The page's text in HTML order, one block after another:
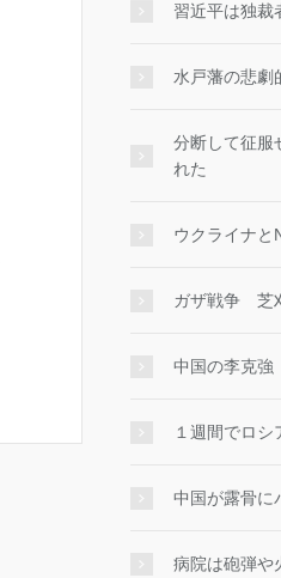
習近平は独裁
水戸藩の悲劇
分断して征
れた
ウクライナと
ガザ戦争 芝
中国の李克強
１週間でロ
中国が露骨に
病院は砲弾や